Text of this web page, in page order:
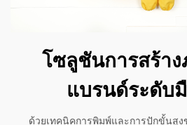
โซลูชันการสร้า
แบรนด์ระดับ
ด้วยเทคนิคการพิมพ์และการปักขั้นสูง